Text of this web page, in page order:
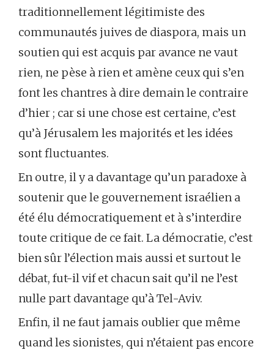
traditionnellement légitimiste des
communautés juives de diaspora, mais un
soutien qui est acquis par avance ne vaut
rien, ne pèse à rien et amène ceux qui s’en
font les chantres à dire demain le contraire
d’hier ; car si une chose est certaine, c’est
qu’à Jérusalem les majorités et les idées
sont fluctuantes.
En outre, il y a davantage qu’un paradoxe à
soutenir que le gouvernement israélien a
été élu démocratiquement et à s’interdire
toute critique de ce fait. La démocratie, c’est
bien sûr l’élection mais aussi et surtout le
débat, fut-il vif et chacun sait qu’il ne l’est
nulle part davantage qu’à Tel-Aviv.
Enfin, il ne faut jamais oublier que même
quand les sionistes, qui n’étaient pas encore